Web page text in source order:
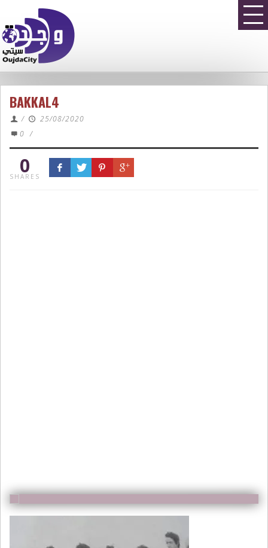
BAKKAL4
/
25/08/2020
0 /
0
SHARES